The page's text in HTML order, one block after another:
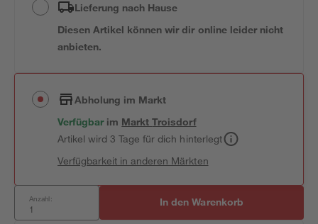
Lieferung nach Hause
Diesen Artikel können wir dir online leider nicht
anbieten.
Abholung im Markt
Verfügbar im MarktTroisdorf
Artikel wird 3 Tage für dich hinterlegt
Verfügbarkeit in anderen Märkten
Anzahl: In den Warenkorb